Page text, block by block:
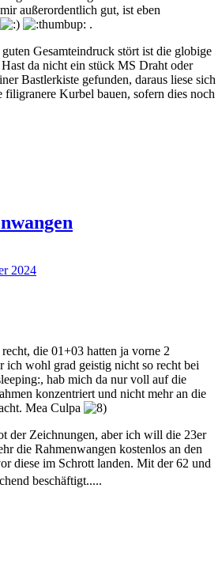
außerordentlich gut, ist eben
.
Gesamteindruck stört ist die globige
da nicht ein stück MS Draht oder
Bastlerkiste gefunden, daraus liese sich
filigranere Kurbel bauen, sofern dies noch
2024
die 01+03 hatten ja vorne 2
ich wohl grad geistig nicht so recht bei
, hab mich da nur voll auf die
konzentriert und nicht mehr an die
Mea Culpa
der Zeichnungen, aber ich will die 23er
die Rahmenwangen kostenlos an den
diese im Schrott landen. Mit der 62 und
beschäftigt.....